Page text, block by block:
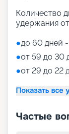
Количество
удержания
●до 60 дней
●от 59 до 30
●от 29 до 22
Показать все
Частые